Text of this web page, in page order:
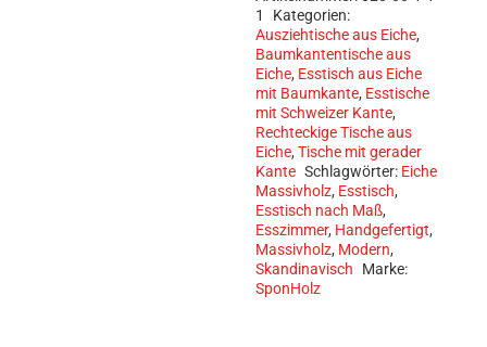
1
Kategorien:
Ausziehtische aus Eiche,
Baumkantentische aus
Eiche, Esstisch aus Eiche
mit Baumkante, Esstische
mit Schweizer Kante,
Rechteckige Tische aus
Eiche,Tische mit gerader
Kante Schlagwörter: Eiche
Massivholz, Esstisch,
Esstisch nach Maß,
Esszimmer, Handgefertigt,
Massivholz, Modern,
Skandinavisch Marke:
SponHolz